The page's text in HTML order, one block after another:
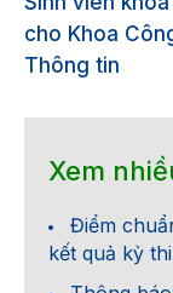
cho Khoa
Thông tin
Xem
Điểm
kết quả kỳ